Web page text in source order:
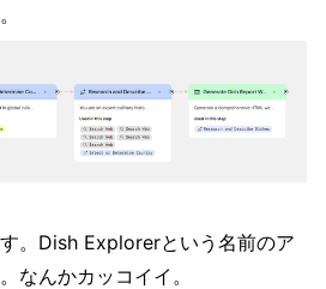
。Dish Explorerという名前のア
なんかカッコイイ。